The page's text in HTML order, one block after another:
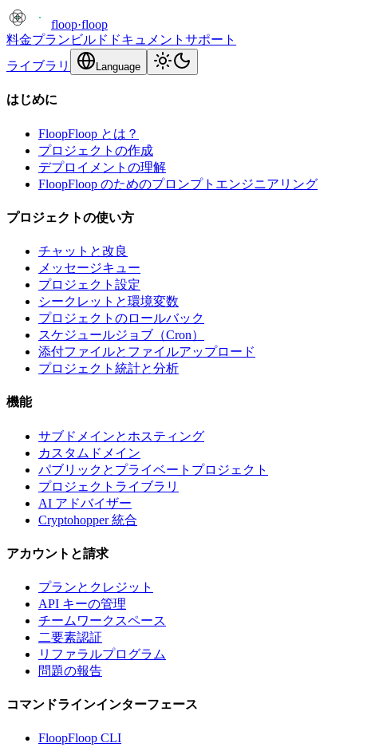
floop·floop
料金プラン ビルド ドキュメント サポート
ライブラリ
Language
はじめに
FloopFloop とは？
プロジェクトの作成
デプロイメントの理解
FloopFloop のためのプロンプトエンジニアリング
プロジェクトの使い方
チャットと改良
メッセージキュー
プロジェクト設定
シークレットと環境変数
プロジェクトのロールバック
スケジュールジョブ（Cron）
添付ファイルとファイルアップロード
プロジェクト統計と分析
機能
サブドメインとホスティング
カスタムドメイン
パブリックとプライベートプロジェクト
プロジェクトライブラリ
AI アドバイザー
Cryptohopper 統合
アカウントと請求
プランとクレジット
API キーの管理
チームワークスペース
二要素認証
リファラルプログラム
問題の報告
コマンドラインインターフェース
FloopFloop CLI